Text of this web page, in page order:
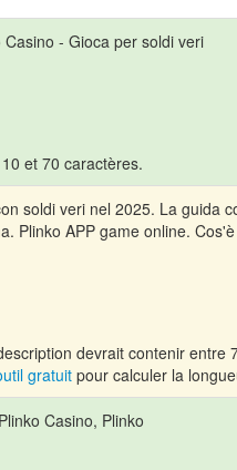
- Gioca per soldi veri
et 70 caractères.
soldi veri nel 2025. La guida
Plinko APP game online.
devrait contenir entre
gratuit pour calculer la
Casino, Plinko